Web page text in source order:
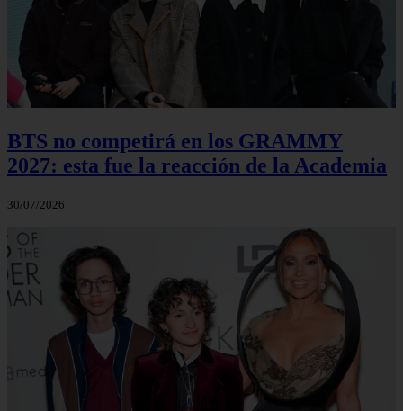
BTS no competirá en los GRAMMY
2027: esta fue la reacción de la Academia
30/07/2026